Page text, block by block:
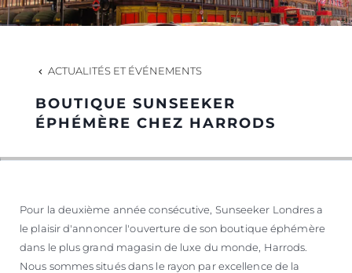
ESTIMEZ VOTRE BATEAU
ACTUALITÉS ET ÉVÉNEMENTS
BOUTIQUE SUNSEEKER
ÉPHÉMÈRE CHEZ HARRODS
Pour la deuxième année consécutive, Sunseeker Londres a
le plaisir d'annoncer l'ouverture de son boutique éphémère
dans le plus grand magasin de luxe du monde, Harrods.
Nous sommes situés dans le rayon par excellence de la